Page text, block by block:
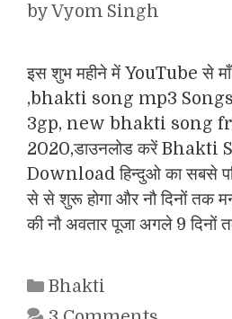
byVyom Singh
इस शुभ महीने में YouTube से माँ
,bhakti song mp3
3gp, new bhakti song
2020,डाउनलोड करें Bhakti
Download हिन्दुओ का सबसे
से से शुरू होगा और नौ दिनों तक
की नौ अवतार पूजा अगले 9 दिनों
Categories
Bhakti